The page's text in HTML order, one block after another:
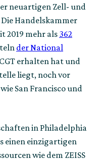
neuartigen Zell- und
Handelskammer
2019 mehr als 362
der National
erhalten hat und
liegt, noch vor
San Francisco und
in Philadelphia
einen einzigartigen
wie dem ZEISS